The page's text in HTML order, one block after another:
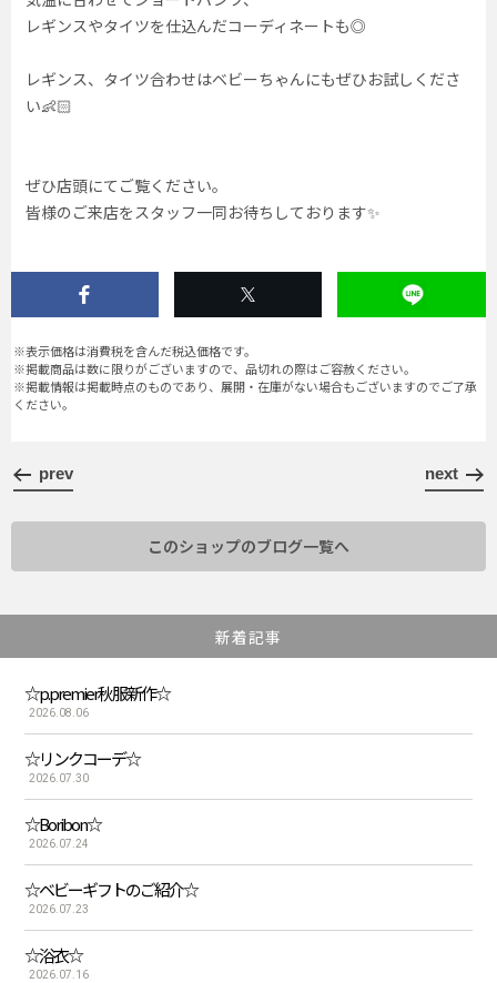
レギンスやタイツを仕込んだコーディネートも◎
レギンス、タイツ合わせはベビーちゃんにもぜひお試しくださ
い👶🏻
ぜひ店頭にてご覧ください。
皆様のご来店をスタッフ一同お待ちしております✨
※表示価格は消費税を含んだ税込価格です。
※掲載商品は数に限りがございますので、品切れの際はご容赦ください。
※掲載情報は掲載時点のものであり、展開・在庫がない場合もございますのでご了承
ください。
prev next
このショップのブログ一覧へ
新着記事
☆p.premier秋服新作☆
2026.08.06
☆リンクコーデ☆
2026.07.30
☆Boribon☆
2026.07.24
☆ベビーギフトのご紹介☆
2026.07.23
☆浴衣☆
2026.07.16